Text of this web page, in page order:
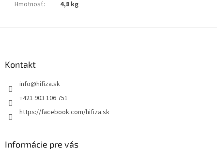
Hmotnosť: 4,8 kg
Kontakt
info@hifiza.sk
+421 903 106 751
https://facebook.com/hifiza.sk
Informácie pre vás